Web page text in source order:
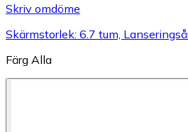
Skriv omdöme
Skärmstorlek: 6.7 tum,
Färg Alla